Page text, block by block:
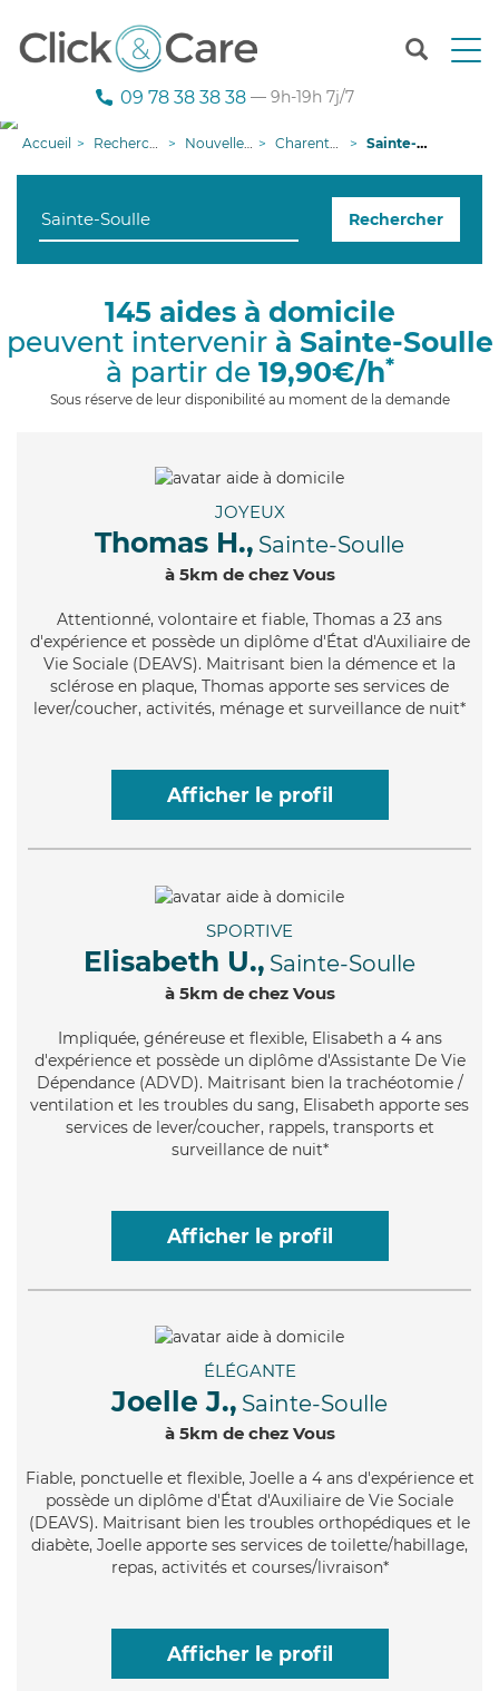
T
n
g
i
09 78 38 38 38 — 9h-19h 7j/7
Accueil Recherche aide à domicile Nouvelle-Aquitaine Charente-Maritime Sainte-Soulle
Rechercher
145 aides à domicile
peuvent intervenir à Sainte-Soulle
à partir de 19,90€/h*
Sous réserve de leur disponibilité au moment de la demande
JOYEUX
Thomas H., Sainte-Soulle
à 5km de chez Vous
Attentionné, volontaire et fiable, Thomas a 23 ans
d'expérience et possède un diplôme d'État d'Auxiliaire de
Vie Sociale (DEAVS). Maitrisant bien la démence et la
sclérose en plaque, Thomas apporte ses services de
lever/coucher, activités, ménage et surveillance de nuit*
Afficher le profil
SPORTIVE
Elisabeth U., Sainte-Soulle
à 5km de chez Vous
Impliquée, généreuse et flexible, Elisabeth a 4 ans
d'expérience et possède un diplôme d'Assistante De Vie
Dépendance (ADVD). Maitrisant bien la trachéotomie /
ventilation et les troubles du sang, Elisabeth apporte ses
services de lever/coucher, rappels, transports et
surveillance de nuit*
Afficher le profil
ÉLÉGANTE
Joelle J., Sainte-Soulle
à 5km de chez Vous
Fiable, ponctuelle et flexible, Joelle a 4 ans d'expérience et
possède un diplôme d'État d'Auxiliaire de Vie Sociale
(DEAVS). Maitrisant bien les troubles orthopédiques et le
diabète, Joelle apporte ses services de toilette/habillage,
repas, activités et courses/livraison*
Afficher le profil